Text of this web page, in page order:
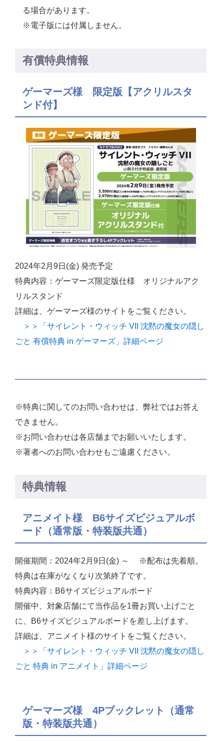
る場合があります。
※電子版には付属しません。
有償特典情報
ゲーマーズ様 限定版【アクリルスタ
ンド付】
2024年2月9日(金) 発売予定
特典内容：ゲーマーズ限定版仕様 オリジナルアク
リルスタンド
詳細は、ゲーマーズ様のサイトをご覧ください。
＞＞「サイレント・ウィッチ VII 沈黙の魔女の隠し
ごと 有償特典 in ゲーマーズ」詳細ページ
※特典に関してのお問い合わせは、弊社ではお答え
できません。
※お問い合わせは各店舗までお願いいたします。
※著者へのお問い合わせもご遠慮ください。
特典情報
アニメイト様 B6サイズビジュアルボ
ード（通常版・特装版共通）
開催期間：2024年2月9日(金) ～ ※配布は先着順。
特典は在庫がなくなり次第終了です。
特典内容：B6サイズビジュアルボード
開催中、対象店舗にて当作品を1冊お買い上げごと
に、B6サイズビジュアルボードを差し上げます。
詳細は、アニメイト様のサイトをご覧ください。
＞＞「サイレント・ウィッチ VII 沈黙の魔女の隠し
ごと 特典 in アニメイト」詳細ページ
ゲーマーズ様 4Pブックレット（通常
版・特装版共通）